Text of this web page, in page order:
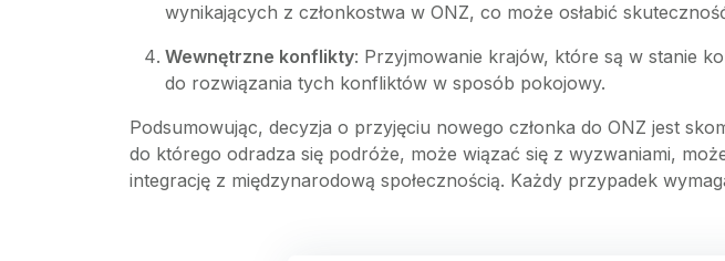
wynikających z członkostwa w ONZ, co może osłabić
Wewnętrzne konflikty: Przyjmowanie krajów, które są w stanie
do rozwiązania tych konfliktów w sposób pokojowy.
Podsumowując, decyzja o przyjęciu nowego członka do ONZ jest
do którego odradza się podróże, może wiązać się z wyzwaniami,
integrację z międzynarodową społecznością. Każdy przypadek